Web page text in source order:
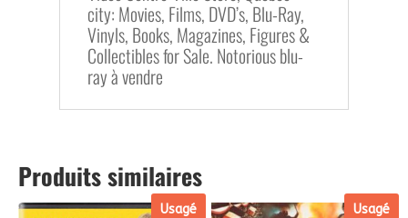
city: Movies, Films, DVD’s, Blu-Ray,
Vinyls, Books, Magazines, Figures &
Collectibles for Sale. Notorious blu-
ray à vendre
Produits similaires
Usagé Usagé